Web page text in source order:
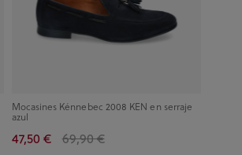
Mocasines Kénnebec 2008 KEN en serraje
azul
47,50 € 69,90 €